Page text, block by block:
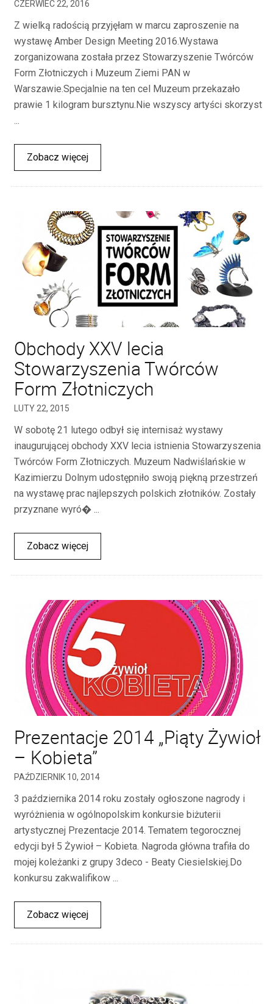
CZERWIEC 22, 2016
Z wielką radością przyjęłam w marcu zaproszenie na
wystawę Amber Design Meeting 2016.Wystawa
zorganizowana została przez Stowarzyszenie Twórców
Form Złotniczych i Muzeum Ziemi PAN w
Warszawie.Specjalnie na ten cel Muzeum przekazało
prawie 1 kilogram bursztynu.Nie wszyscy artyści skorzyst
...
Zobacz więcej
Obchody XXV lecia
Stowarzyszenia Twórców
Form Złotniczych
LUTY 22, 2015
W sobotę 21 lutego odbył się internisaż wystawy
inaugurującej obchody XXV lecia istnienia Stowarzyszenia
Twórców Form Złotniczych. Muzeum Nadwiślańskie w
Kazimierzu Dolnym udostępniło swoją piękną przestrzeń
na wystawę prac najlepszych polskich złotników. Zostały
przyznane wyró� ...
Zobacz więcej
Prezentacje 2014 „Piąty Żywioł
– Kobieta”
PAŹDZIERNIK 10, 2014
3 października 2014 roku zostały ogłoszone nagrody i
wyróżnienia w ogólnopolskim konkursie biżuterii
artystycznej Prezentacje 2014. Tematem tegorocznej
edycji był 5 Żywioł – Kobieta. Nagroda główna trafiła do
mojej koleżanki z grupy 3deco - Beaty Ciesielskiej.Do
konkursu zakwalifikow ...
Zobacz więcej